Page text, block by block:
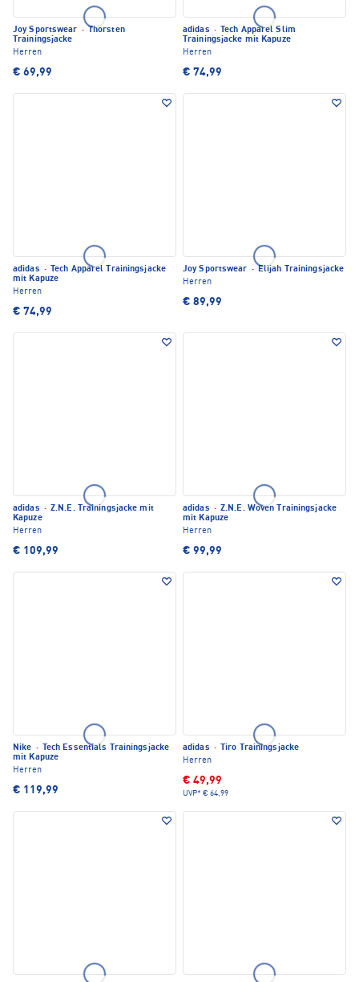
Joy Sportswear · Thorsten
Trainingsjacke
Herren
€ 69,99
adidas ·
Tech Apparel Slim
Trainingsjacke mit Kapuze
Herren
€ 74,99
adidas ·
Tech Apparel Trainingsjacke
mit Kapuze
Herren
€ 74,99
Joy Sportswear · Elijah Trainingsjacke
Herren
€ 89,99
adidas · Z.N.E. Trainingsjacke mit
Kapuze
Herren
€ 109,99
adidas · Z.N.E. Woven Trainingsjacke
mit Kapuze
Herren
€ 99,99
Nike ·
Tech Essentials Trainingsjacke
mit Kapuze
Herren
€ 119,99
adidas ·
Tiro Trainingsjacke
Herren
€ 49,99
UVP* € 64,99